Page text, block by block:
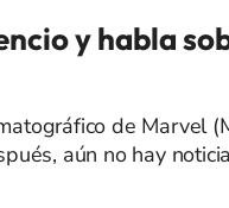
y habla
de Marvel
aún no hay